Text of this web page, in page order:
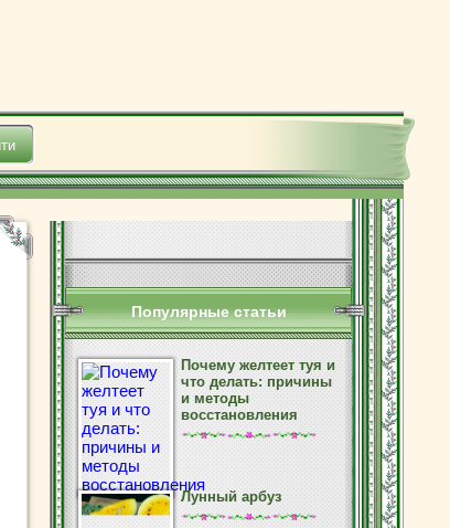
Популярные статьи
Почему желтеет туя и
что делать: причины
и методы
восстановления
Лунный арбуз